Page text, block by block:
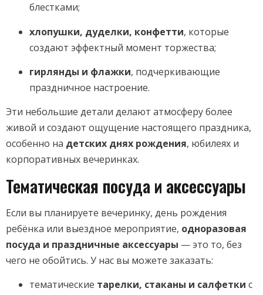
блестками;
хлопушки, дуделки, конфетти, которые
создают эффектный момент торжества;
гирлянды и флажки, подчеркивающие
праздничное настроение.
Эти небольшие детали делают атмосферу более
живой и создают ощущение настоящего праздника,
особенно на детских днях рождения, юбилеях и
корпоративных вечеринках.
Тематическая посуда и аксессуары
Если вы планируете вечеринку, день рождения
ребёнка или выездное мероприятие, одноразовая
посуда и праздничные аксессуары — это то, без
чего не обойтись. У нас вы можете заказать:
тематические тарелки, стаканы и салфетки с